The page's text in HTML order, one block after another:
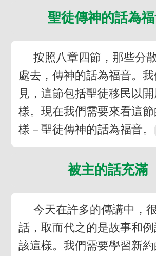
聖徒傳神的話為
按照八章四節，那些分
處去，傳神的話為福音。
見，這節包括聖徒移民以
樣。現在我們需要來看這
樣－聖徒傳神的話為福音。
被主的話充滿
今天在許多的傳講中，
話，取而代之的是故事和
該這樣。我們需要學習新